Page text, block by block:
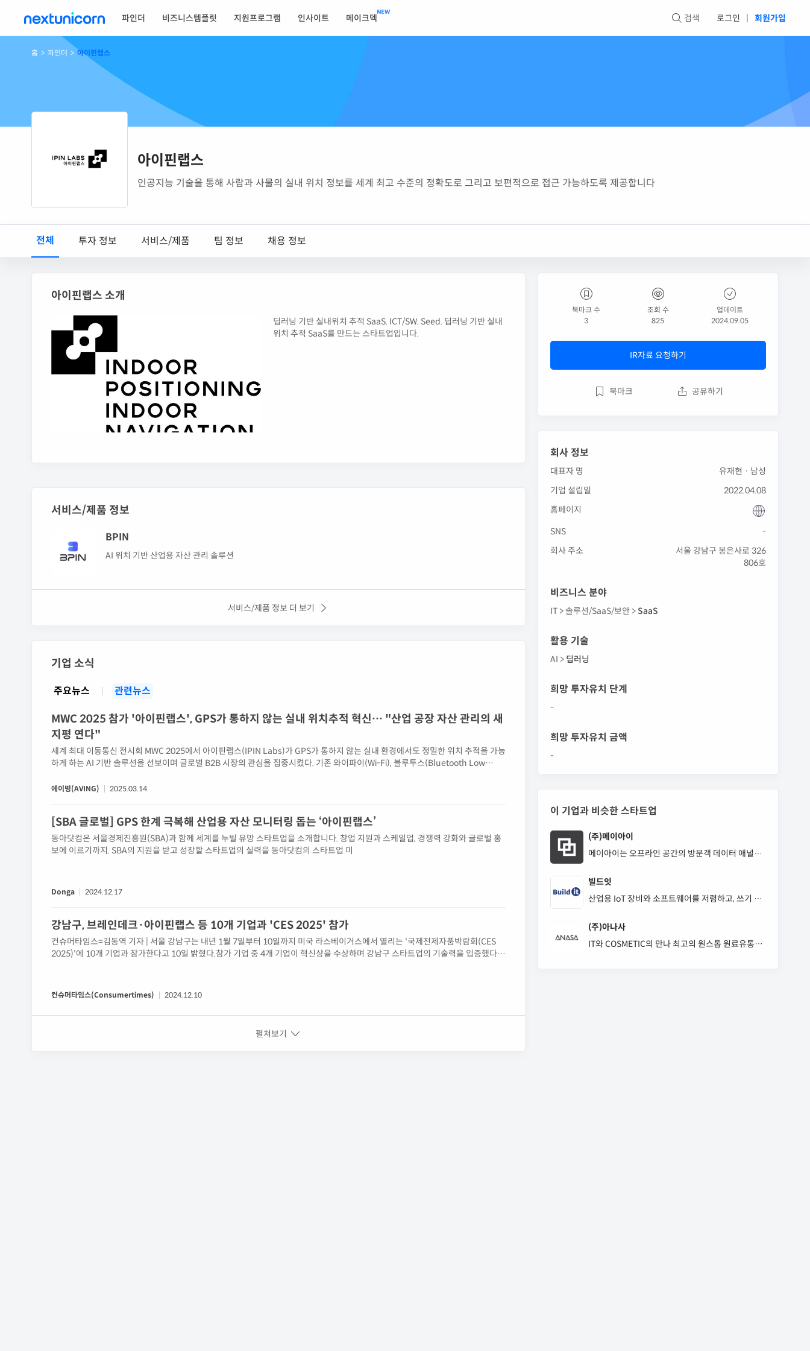
파인더 비즈니스템플릿 지원프로그램 인사이트 메이크덱 검색 로그인 회원가입
홈 > 파인더 > 아이핀랩스
아이핀랩스
인공지능 기술을 통해 사람과 사물의 실내 위치 정보를 세계 최고 수준의 정확도로 그리고 보편적으로 접근 가능하도록 제공합니다
전체 투자 정보 서비스/제품 팀 정보 채용 정보
아이핀랩스 소개
딥러닝 기반 실내위치 추적 SaaS. ICT/SW. Seed. 딥러닝 기반 실내
위치 추적 SaaS를 만드는 스타트업입니다.
서비스/제품 정보
BPIN
AI 위치 기반 산업용 자산 관리 솔루션
서비스/제품 정보 더 보기
기업 소식
주요뉴스 관련뉴스
MWC 2025 참가 '아이핀랩스', GPS가 통하지 않는 실내 위치추적 혁신… "산업 공장 자산 관리의 새
지평 연다"
세계 최대 이동통신 전시회 MWC 2025에서 아이핀랩스(IPIN Labs)가 GPS가 통하지 않는 실내 환경에서도 정밀한 위치 추적을 가능
하게 하는 AI 기반 솔루션을 선보이며 글로벌 B2B 시장의 관심을 집중시켰다. 기존 와이파이(Wi-Fi), 블루투스(Bluetooth Low
미 SK텔레콤과 공동 개발한 스마트...
에이빙(AVING) 2025.03.14
[SBA 글로벌] GPS 한계 극복해 산업용 자산 모니터링 돕는 ‘아이핀랩스’
동아닷컴은 서울경제진흥원(SBA)과 함께 세계를 누빌 유망 스타트업을 소개합니다. 창업 지원과 스케일업, 경쟁력 강화와 글로벌 홍
보에 이르기까지. SBA의 지원을 받고 성장할 스타트업의 실력을 동아닷컴의 스타트업 미
Donga 2024.12.17
강남구, 브레인데크·아이핀랩스 등 10개 기업과 'CES 2025' 참가
컨슈머타임스=김동역 기자 | 서울 강남구는 내년 1월 7일부터 10일까지 미국 라스베이거스에서 열리는 '국제전제자품박람회(CES
2025)'에 10개 기업과 참가한다고 10일 밝혔다.참가 기업 중 4개 기업이 혁신상을 수상하며 강남구 스타트업의 기술력을 입증했다.
컨슈머타임스(Consumertimes) 2024.12.10
펼쳐보기
북마크 수
3
조회 수
825
업데이트
2024.09.05
IR자료 요청하기
북마크 공유하기
회사 정보
대표자 명
유재현 · 남성
기업 설립일
2022.04.08
홈페이지
SNS
-
회사 주소
서울 강남구 봉은사로 326
806호
비즈니스 분야
IT >솔루션/SaaS/보안 >SaaS
활용 기술
AI > 딥러닝
희망 투자유치 단계
-
희망 투자유치 금액
-
이 기업과 비슷한 스타트업
(주)메이아이
메이아이는 오프라인 공간의 방문객 데이터 애널리
다.
빌드잇
산업용 IoT 장비와 소프트웨어를 저렴하고, 쓰기 쉽
(주)아나사
IT와 COSMETIC의 만나 최고의 원스톱 원료유통플